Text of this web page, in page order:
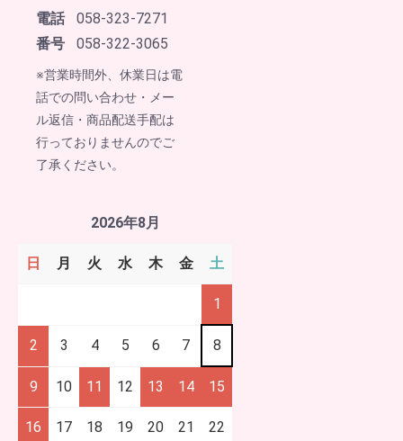
電話
番号
058-323-7271
058-322-3065
※営業時間外、休業日は電
話での問い合わせ・メー
ル返信・商品配送手配は
行っておりませんのでご
了承ください。
2026年8月
日 月 火 水 木 金 土
1
2 3 4 5 6 7 8
9 10 11 12 13 14 15
16 17 18 19 20 21 22